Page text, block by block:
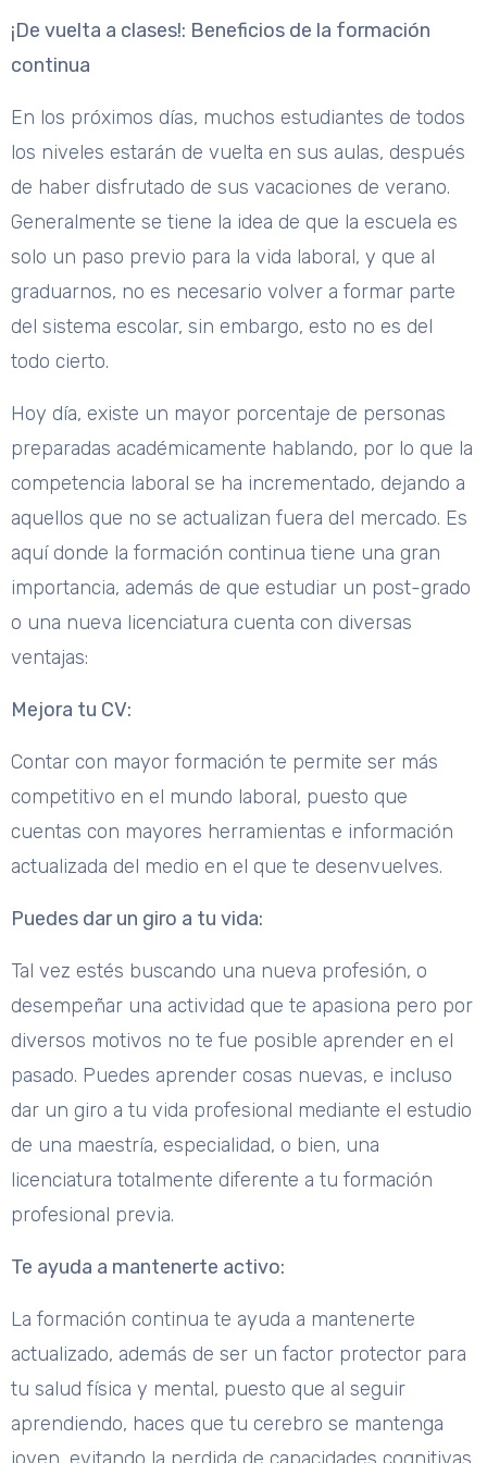
¡De vuelta a clases!: Beneficios de la formación
continua
En los próximos días, muchos estudiantes de todos
los niveles estarán de vuelta en sus aulas, después
de haber disfrutado de sus vacaciones de verano.
Generalmente se tiene la idea de que la escuela es
solo un paso previo para la vida laboral, y que al
graduarnos, no es necesario volver a formar parte
del sistema escolar, sin embargo, esto no es del
todo cierto.
Hoy día, existe un mayor porcentaje de personas
preparadas académicamente hablando, por lo que la
competencia laboral se ha incrementado, dejando a
aquellos que no se actualizan fuera del mercado. Es
aquí donde la formación continua tiene una gran
importancia, además de que estudiar un post-grado
o una nueva licenciatura cuenta con diversas
ventajas:
Mejora tu CV:
Contar con mayor formación te permite ser más
competitivo en el mundo laboral, puesto que
cuentas con mayores herramientas e información
actualizada del medio en el que te desenvuelves.
Puedes dar un giro a tu vida:
Tal vez estés buscando una nueva profesión, o
desempeñar una actividad que te apasiona pero por
diversos motivos no te fue posible aprender en el
pasado. Puedes aprender cosas nuevas, e incluso
dar un giro a tu vida profesional mediante el estudio
de una maestría, especialidad, o bien, una
licenciatura totalmente diferente a tu formación
profesional previa.
Te ayuda a mantenerte activo:
La formación continua te ayuda a mantenerte
actualizado, además de ser un factor protector para
tu salud física y mental, puesto que al seguir
aprendiendo, haces que tu cerebro se mantenga